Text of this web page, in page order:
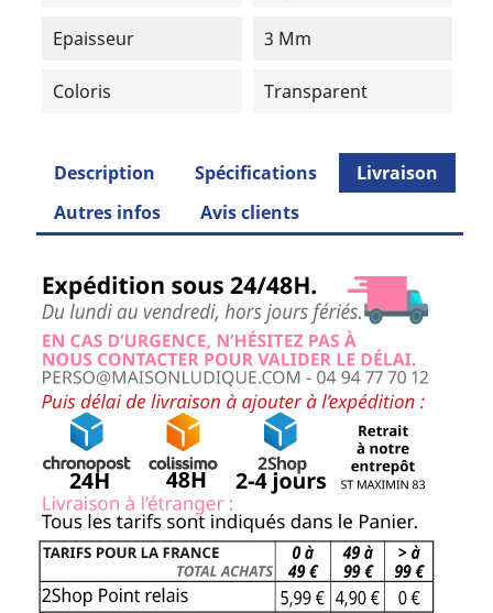
Epaisseur 3 Mm
Coloris Transparent
Description Spécifications
Livraison
Autres infos
Avis clients